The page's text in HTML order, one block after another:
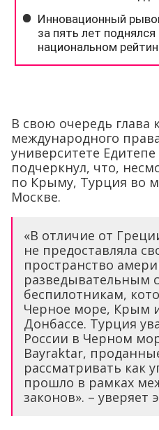
В свою очередь глава
международного
университете
подчеркнул, что,
по Крыму, Турция во
Москве.
«В отличие от
не предоставляла
пространство
разведывательным
беспилотникам,
Черное море, Крым
Донбассе. Турция
России в Черном
Bayraktar,
рассматривать как
прошло в рамках
законов». – уверяет